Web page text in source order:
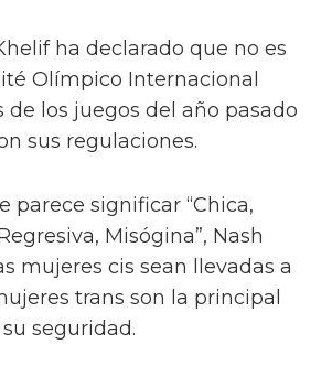
ha declarado que no es
Olímpico Internacional
los juegos del año pasado
sus regulaciones.
parece significar “Chica,
Misógina”, Nash
mujeres cis sean llevadas a
trans son la principal
seguridad.